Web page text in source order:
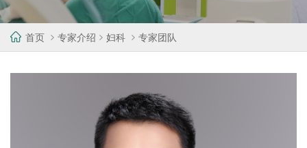
首页 专家介绍 妇科 专家团队